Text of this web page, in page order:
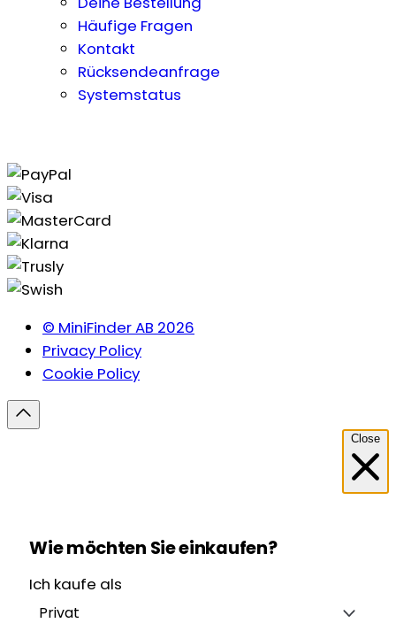
Häufige Fragen
Kontakt
Rücksendeanfrage
Systemstatus
© MiniFinder AB 2026
Privacy Policy
Cookie Policy
Close
Wie möchten Sie einkaufen?
Ich kaufe als
Privat